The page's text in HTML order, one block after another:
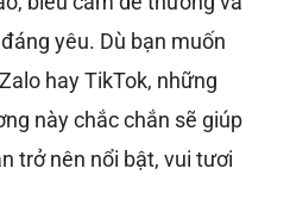
yêu. Dù bạn muốn
hay TikTok, những
này chắc chắn sẽ giúp
trở nên nổi bật, vui tươi